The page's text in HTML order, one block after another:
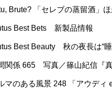
Brute? 「セレブの蒸留酒」
Best Bets 新製品情報
Best Beauty 秋の夜長は“
関係 665 写真／篠山紀信『
マのある風景 248 「アウディ